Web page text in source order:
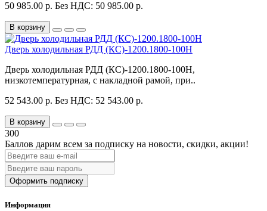
50 985.00 р. Без НДС: 50 985.00 р.
В корзину
Дверь холодильная РДД (КС)-1200.1800-100Н
Дверь холодильная РДД (КС)-1200.1800-100Н,
низкотемпературная, с накладной рамой, при..
52 543.00 р. Без НДС: 52 543.00 р.
В корзину
300
Баллов дарим всем за подписку на новости, скидки, акции!
Оформить подписку
Информация